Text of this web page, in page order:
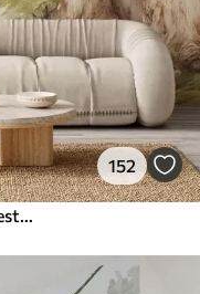
152
Caminho florestal entre árvores majestosas em estilo aquarela